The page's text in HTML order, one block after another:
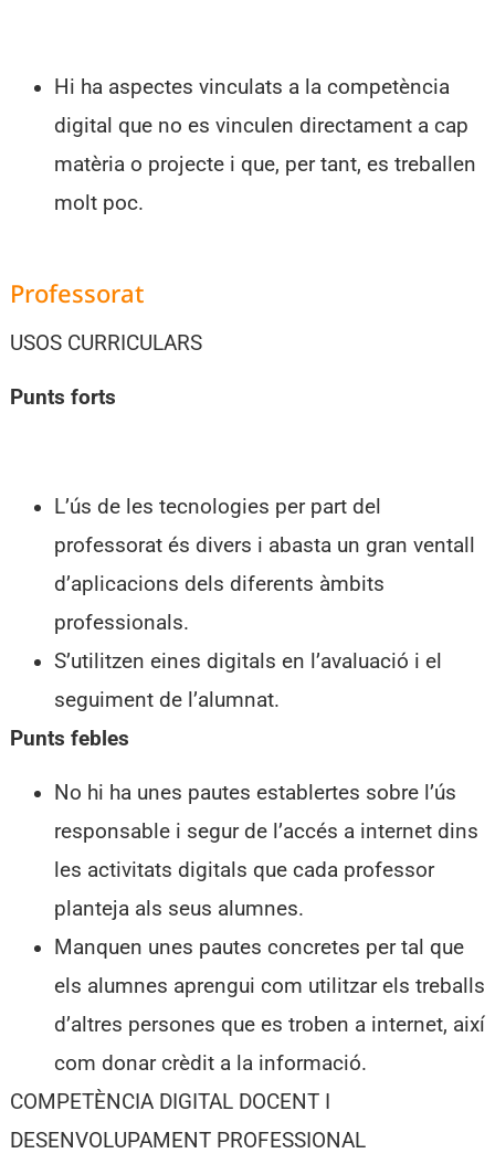
Hi ha aspectes vinculats a la competència
digital que no es vinculen directament a cap
matèria o projecte i que, per tant, es treballen
molt poc.
Professorat
USOS CURRICULARS
Punts forts
L’ús de les tecnologies per part del
professorat és divers i abasta un gran ventall
d’aplicacions dels diferents àmbits
professionals.
S’utilitzen eines digitals en l’avaluació i el
seguiment de l’alumnat.
Punts febles
No hi ha unes pautes establertes sobre l’ús
responsable i segur de l’accés a internet dins
les activitats digitals que cada professor
planteja als seus alumnes.
Manquen unes pautes concretes per tal que
els alumnes aprengui com utilitzar els treballs
d’altres persones que es troben a internet, així
com donar crèdit a la informació.
COMPETÈNCIA DIGITAL DOCENT I
DESENVOLUPAMENT PROFESSIONAL